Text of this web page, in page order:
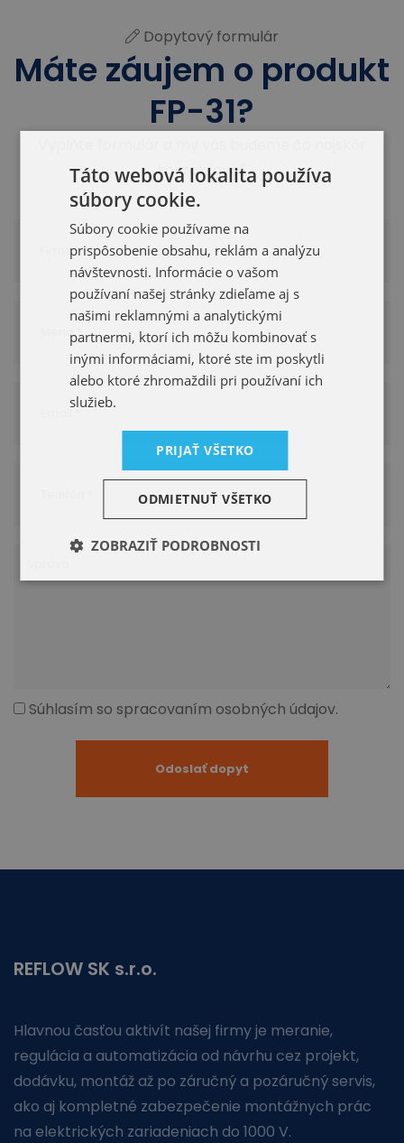
Dopytový formulár
Máte záujem o produkt
FP-31?
kontaktovať.
Súhlasím so spracovaním osobných údajov.
REFLOW SK s.r.o.
Hlavnou časťou aktivít našej firmy je meranie,
regulácia a automatizácia od návrhu cez projekt,
dodávku, montáž až po záručný a pozáručný servis,
ako aj kompletné zabezpečenie montážnych prác
na elektrických zariadeniach do 1000 V.
Táto webová lokalita používa
súbory cookie.
Súbory cookie používame na
prispôsobenie obsahu, reklám a analýzu
návštevnosti. Informácie o vašom
používaní našej stránky zdieľame aj s
našimi reklamnými a analytickými
partnermi, ktorí ich môžu kombinovať s
inými informáciami, ktoré ste im poskytli
alebo ktoré zhromaždili pri používaní ich
služieb.
PRIJAŤ VŠETKO
ODMIETNUŤ VŠETKO
ZOBRAZIŤ PODROBNOSTI